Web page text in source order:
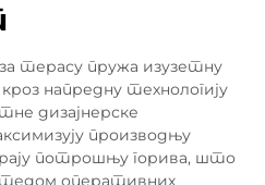
терасу пружа изузетну
напредну технологију
дизајнерске
производњу
потрошњу горива, што
оперативних